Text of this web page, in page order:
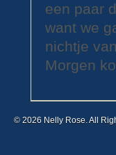
een paar
want we
nichtje
Morgen
© 2026 Nelly Rose. All